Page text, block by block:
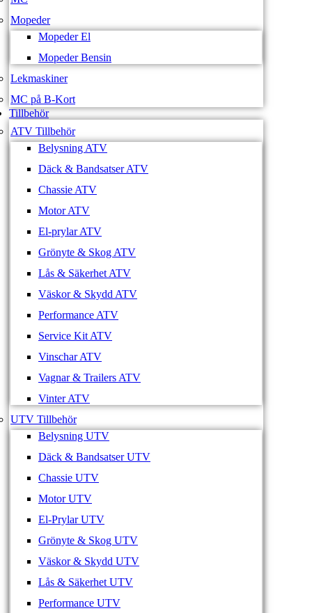
Mopeder
Mopeder El
Mopeder Bensin
Lekmaskiner
MC på B-Kort
Tillbehör
ATV Tillbehör
Belysning ATV
Däck & Bandsatser ATV
Chassie ATV
Motor ATV
El-prylar ATV
Grönyte & Skog ATV
Lås & Säkerhet ATV
Väskor & Skydd ATV
Performance ATV
Service Kit ATV
Vinschar ATV
Vagnar & Trailers ATV
Vinter ATV
UTV Tillbehör
Belysning UTV
Däck & Bandsatser UTV
Chassie UTV
Motor UTV
El-Prylar UTV
Grönyte & Skog UTV
Väskor & Skydd UTV
Lås & Säkerhet UTV
Performance UTV